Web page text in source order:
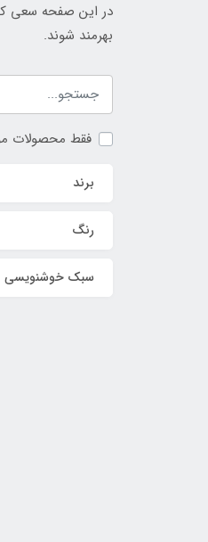
در این صفحه سعی
بهر‏مند شوند.
فقط محصولات
برند
رنگ
سبک خوشنویسی